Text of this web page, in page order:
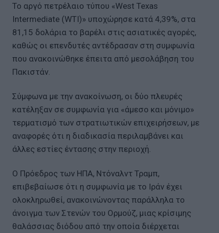
Το αργό πετρέλαιο τύπου «West Texas
Intermediate (WTI)» υποχώρησε κατά 4,39%, στα
81,15 δολάρια το βαρέλι στις ασιατικές αγορές,
καθώς οι επενδυτές αντέδρασαν στη συμφωνία
που ανακοινώθηκε έπειτα από μεσολάβηση του
Πακιστάν.
Σύμφωνα με την ανακοίνωση, οι δύο πλευρές
κατέληξαν σε συμφωνία για «άμεσο και μόνιμο»
τερματισμό των στρατιωτικών επιχειρήσεων, με
αναφορές ότι η διαδικασία περιλαμβάνει και
άλλες εστίες έντασης στην περιοχή.
Ο Πρόεδρος των ΗΠΑ, Ντόναλντ Τραμπ,
επιβεβαίωσε ότι η συμφωνία με το Ιράν έχει
ολοκληρωθεί, ανακοινώνοντας παράλληλα το
άνοιγμα των Στενών του Ορμούζ, μιας κρίσιμης
θαλάσσιας διόδου από την οποία διέρχεται